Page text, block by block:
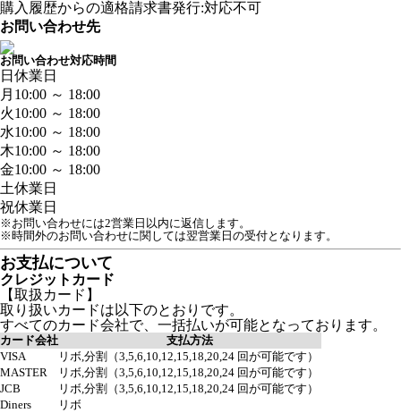
購入履歴からの適格請求書発行:対応不可
お問い合わせ先
お問い合わせ対応時間
日 休業日
月 10:00 ～ 18:00
火10:00 ～ 18:00
水10:00 ～ 18:00
木10:00 ～ 18:00
金10:00 ～ 18:00
土休業日
祝休業日
※お問い合わせには2営業日以内に返信します。
※時間外のお問い合わせに関しては翌営業日の受付となります。
お支払について
クレジットカード
【取扱カード】
取り扱いカードは以下のとおりです。
すべてのカード会社で、一括払いが可能となっております。
カード会社
支払方法
VISA
リボ,分割（3,5,6,10,12,15,18,20,24 回が可能です）
MASTER
リボ,分割（3,5,6,10,12,15,18,20,24 回が可能です）
JCB
リボ,分割（3,5,6,10,12,15,18,20,24 回が可能です）
Diners
リボ